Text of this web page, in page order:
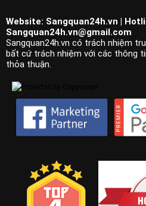
Website: Sangquan24h.vn |
Sangquan24h.vn@gmail.com
Sangquan24h.vn có trách nhiệm
bất cứ trách nhiệm với các thông
thỏa thuận.